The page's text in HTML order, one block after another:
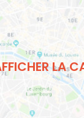
LA